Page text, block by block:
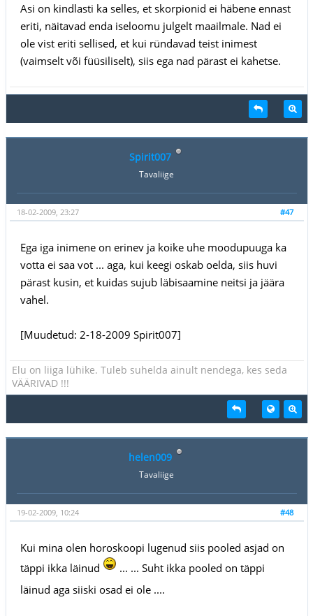
Asi on kindlasti ka selles, et skorpionid ei häbene ennast
eriti, näitavad enda iseloomu julgelt maailmale. Nad ei
ole vist eriti sellised, et kui ründavad teist inimest
(vaimselt või füüsiliselt), siis ega nad pärast ei kahetse.
Spirit007
Tavaliige
#47
18-02-2009, 23:27
Ega iga inimene on erinev ja koike uhe moodupuuga ka
votta ei saa vot ... aga, kui keegi oskab oelda, siis huvi
pärast kusin, et kuidas sujub läbisaamine neitsi ja jäära
vahel.
[Muudetud: 2-18-2009 Spirit007]
Elu on liiga lühike. Tuleb suhelda ainult nendega, kes seda
VÄÄRIVAD !!!
helen009
Tavaliige
#48
19-02-2009, 10:24
Kui mina olen horoskoopi lugenud siis pooled asjad on
täppi ikka läinud
... ... Suht ikka pooled on täppi
läinud aga siiski osad ei ole ....